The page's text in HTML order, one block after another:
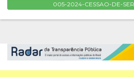
005-2024-CESSAO-DE-